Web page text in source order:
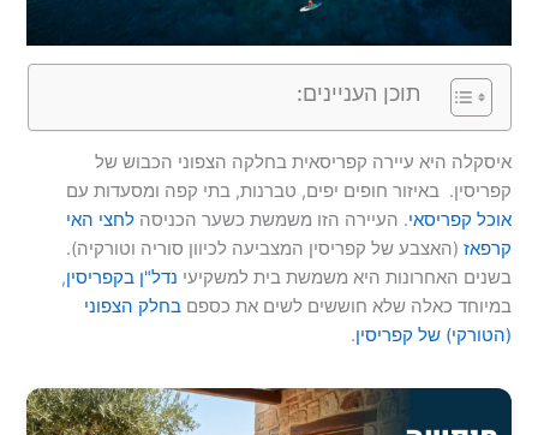
תוכן העניינים:
איסקלה היא עיירה קפריסאית בחלקה הצפוני הכבוש של
קפריסין. באיזור חופים יפים, טברנות, בתי קפה ומסעדות עם
אוכל קפריסאי. העיירה הזו משמשת כשער הכניסהלחצי האי
קרפאז (האצבע של קפריסין המצביעה לכיוון סוריה וטורקיה).
בשנים האחרונות היא משמשת בית למשקיעי נדל"ן בקפריסין,
במיוחד כאלה שלא חוששים לשים את כספםבחלק הצפוני
(הטורקי) של קפריסין.